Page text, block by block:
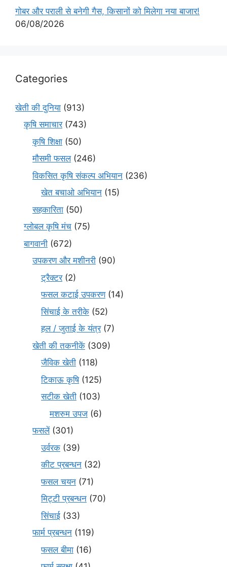
गोबर और पराली से बनेगी गैस, किसानों को मिलेगा नया बाजार!
06/08/2026
Categories
खेती की दुनिया (913)
कृषि समाचार(743)
कृषि शिक्षा (50)
मौसमी फसल(246)
विकसित कृषि संकल्प अभियान (236)
खेत बचाओ अभियान (15)
सहकारिता (50)
ग्लोबल कृषि मंच (75)
बागवानी (672)
उपकरण और मशीनरी (90)
ट्रैक्टर(2)
फसल कटाई उपकरण(14)
सिंचाई के तरीके (52)
हल / जुताई के यंत्र(7)
खेती की तकनीकें (309)
जैविक खेती (118)
टिकाऊ कृषि(125)
सटीक खेती (103)
मशरुम उपज (6)
फसलें(301)
उर्वरक (39)
कीट प्रबन्धन (32)
फसल चयन (71)
मि‌ट्टी प्रबन्धन (70)
सिंचाई (33)
फार्म प्रबन्धन (119)
फसल बीमा (16)